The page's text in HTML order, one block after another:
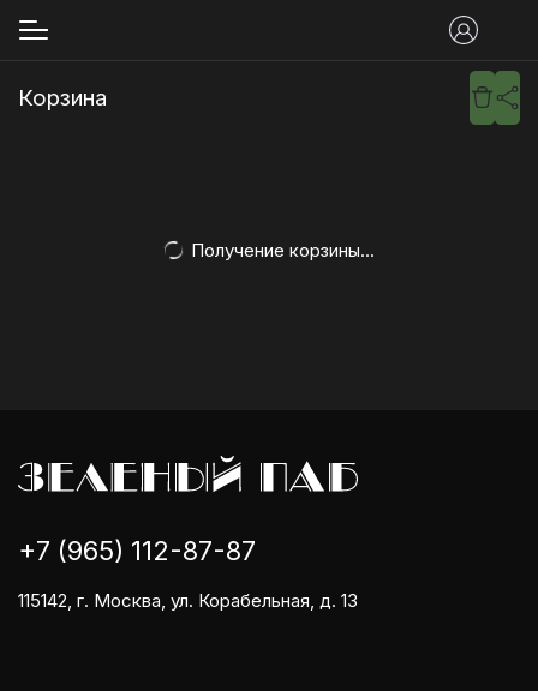
Корзина
Получение корзины...
+7 (965) 112-87-87
115142, г. Москва, ул. Корабельная, д. 13